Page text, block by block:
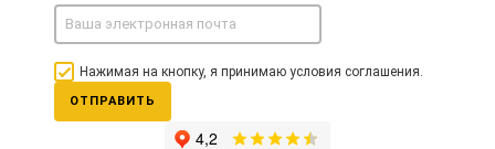
Нажимая на кнопку, я принимаю условия соглашения.
ОТПРАВИТЬ